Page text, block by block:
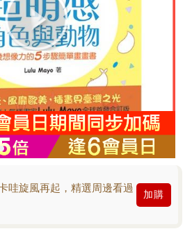
哇旋風再起，精選周邊看過
加購